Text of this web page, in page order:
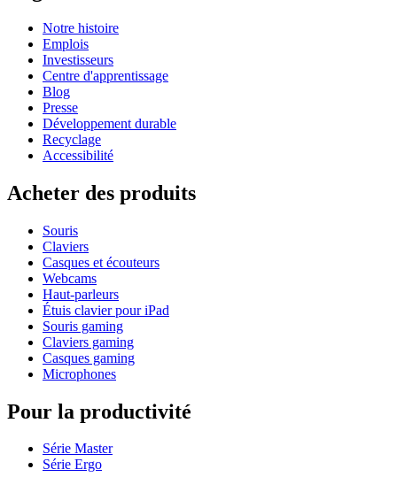
Notre histoire
Emplois
Investisseurs
Centre d'apprentissage
Blog
Presse
Développement durable
Recyclage
Accessibilité
Acheter des produits
Souris
Claviers
Casques et écouteurs
Webcams
Haut-parleurs
Étuis clavier pour iPad
Souris gaming
Claviers gaming
Casques gaming
Microphones
Pour la productivité
Série Master
Série Ergo